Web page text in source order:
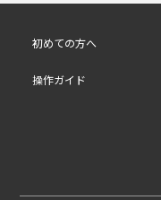
初めての方へ
操作ガイド